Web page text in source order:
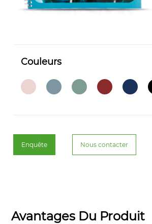
Couleurs
Enquête Nous contacter
Avantages Du Produit